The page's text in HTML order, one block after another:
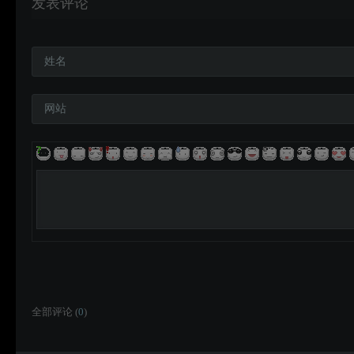
姓名
网站
全部评论 (0)